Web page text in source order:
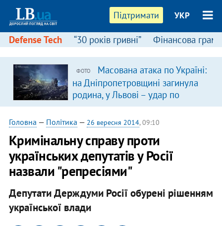
Підтримати УКР
Defense Tech “30 років гривні” Фінансова
ФОТО
Масована атака по Україні:
на Дніпропетровщині загинула
родина, у Львові – удар по
багатоповерхівках
(доповнюється)
Головна — Політика — 26 вересня 2014, 09:10
Кримінальну справу проти
українських депутатів у Росії
назвали "репресіями"
Депутати Держдуми Росії обурені рішенням
української влади